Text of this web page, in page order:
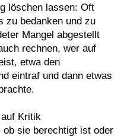
löschen lassen: Oft
zu bedanken und zu
Mangel abgestellt
rechnen, wer auf
etwa den
eintraf und dann etwas
Kritik
sie berechtigt ist oder